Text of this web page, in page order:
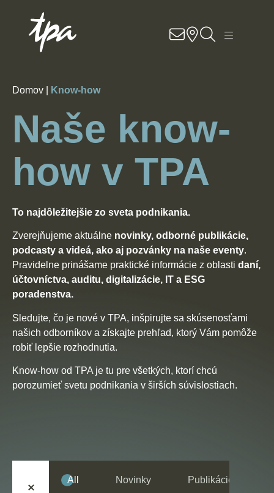
Know-how
O nás
Kariéra
Kontakt
Pobočky
SK
EN DE
Domov | Know-how
Naše know-
how v TPA
To najdôležitejšie zo sveta podnikania.
Zverejňujeme aktuálne novinky, odborné publikácie,
podcasty a videá, ako aj pozvánky na naše eventy.
Pravidelne prinášame praktické informácie z oblasti daní,
účtovníctva, auditu, digitalizácie, IT a ESG
poradenstva.
Sledujte, čo je nové v TPA, inšpirujte sa skúsenosťami
našich odborníkov a získajte prehľad, ktorý Vám pomôže
robiť lepšie rozhodnutia.
Know-how od TPA je tu pre všetkých, ktorí chcú
porozumieť svetu podnikania v širších súvislostiach.
All Novinky Publikácie